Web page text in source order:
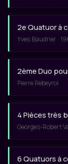
2e Quatuor à
Yves Baudrier ·
2ème Duo
Pierre Rebeyrol
4 Pièces très
Georges-Robert
6 Quatuors à